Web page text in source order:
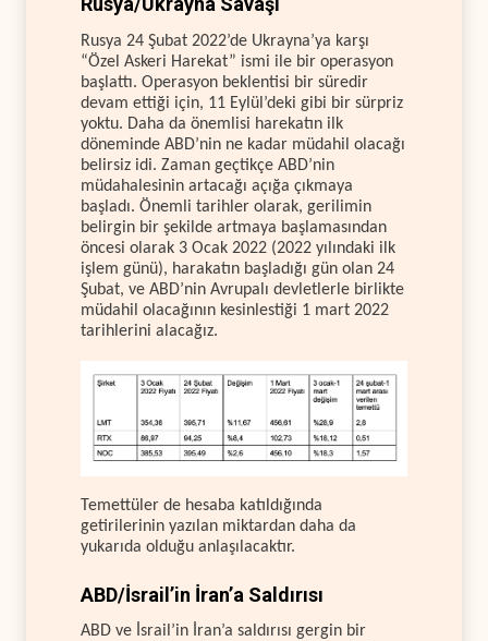
Rusya 24 Şubat 2022’de Ukrayna’ya karşı
“Özel Askeri Harekat” ismi ile bir operasyon
başlattı. Operasyon beklentisi bir süredir
devam ettiği için, 11 Eylül’deki gibi bir sürpriz
yoktu. Daha da önemlisi harekatın ilk
döneminde ABD’nin ne kadar müdahil olacağı
belirsiz idi. Zaman geçtikçe ABD’nin
müdahalesinin artacağı açığa çıkmaya
başladı. Önemli tarihler olarak, gerilimin
belirgin bir şekilde artmaya başlamasından
öncesi olarak 3 Ocak 2022 (2022 yılındaki ilk
işlem günü), harakatın başladığı gün olan 24
Şubat, ve ABD’nin Avrupalı devletlerle birlikte
müdahil olacağının kesinlestiği 1 mart 2022
tarihlerini alacağız.
Temettüler de hesaba katıldığında
getirilerinin yazılan miktardan daha da
yukarıda olduğu anlaşılacaktır.
ABD/İsrail’in İran’a Saldırısı
ABD ve İsrail’in İran’a saldırısı gergin bir